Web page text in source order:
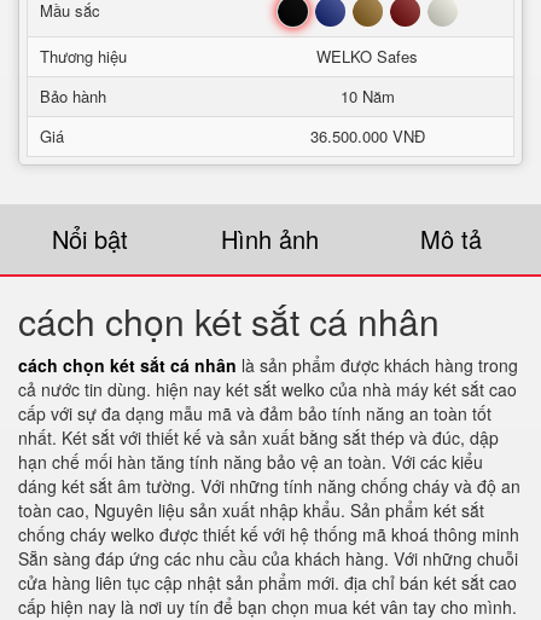
Mầu sắc
Đen Xanh Nâu Đỏ Trắng
Thương hiệu
WELKO Safes
Bảo hành
10 Năm
Giá
36.500.000 VNĐ
Nổi bật Hình ảnh Mô tả
cách chọn két sắt cá nhân
cách chọn két sắt cá nhân là sản phẩm được khách hàng trong
cả nước tin dùng. hiện nay két sắt welko của nhà máy két sắt cao
cấp với sự đa dạng mẫu mã và đảm bảo tính năng an toàn tốt
nhất. Két sắt với thiết kế và sản xuất bằng sắt thép và đúc, dập
hạn chế mối hàn tăng tính năng bảo vệ an toàn. Với các kiểu
dáng két sắt âm tường. Với những tính năng chống cháy và độ an
toàn cao, Nguyên liệu sản xuất nhập khẩu. Sản phẩm két sắt
chống cháy welko được thiết kế với hệ thống mã khoá thông minh
Sẵn sàng đáp ứng các nhu cầu của khách hàng. Với những chuỗi
cửa hàng liên tục cập nhật sản phẩm mới. địa chỉ bán két sắt cao
cấp hiện nay là nơi uy tín để bạn chọn mua két vân tay cho mình.